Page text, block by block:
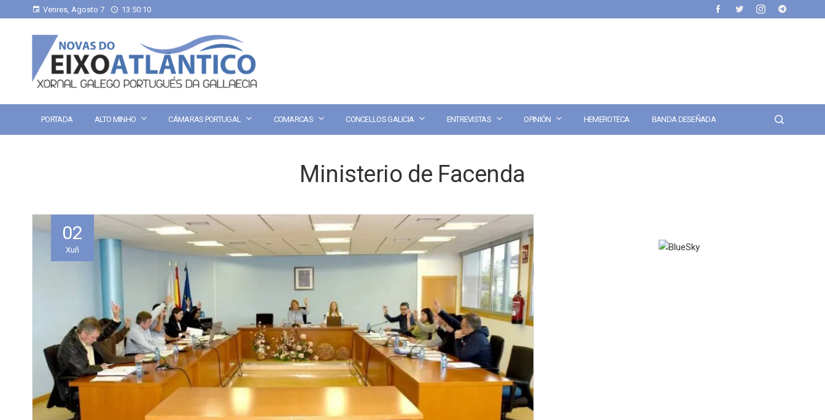
Venres, Agosto 7 13:50:10
PORTADA ALTO MINHO CÁMARAS PORTUGAL COMARCAS CONCELLOS GALICIA ENTREVISTAS OPINIÓN HEMEROTECA BANDA DESEÑADA
Ministerio de Facenda
02
Xuñ